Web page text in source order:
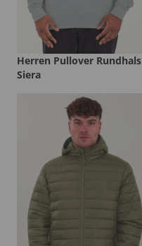
Herren Pullover Rundhals
Siera